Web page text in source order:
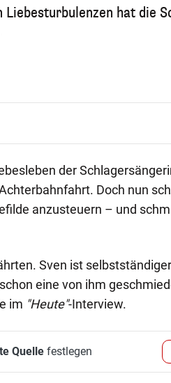
hat die
der
Doch nun
anzusteuern – und
Sven ist
eine von ihm
im "Heute"-Interview.
Quellefestlegen